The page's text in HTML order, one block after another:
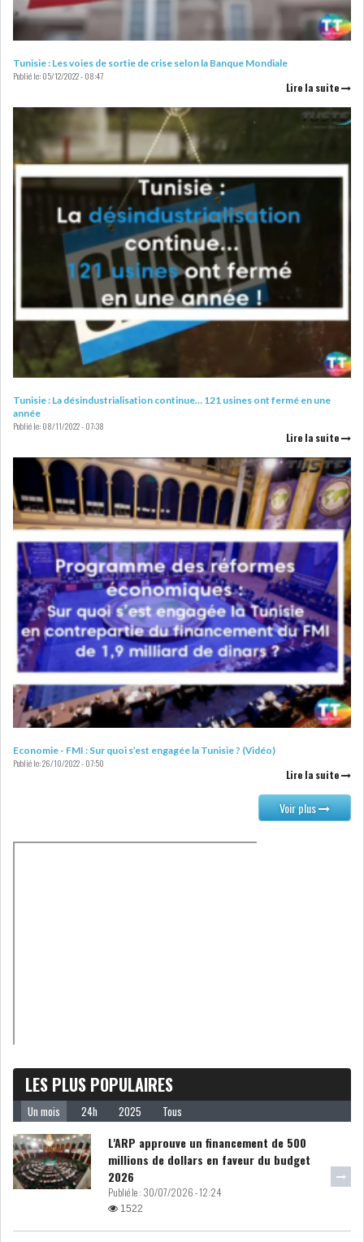
FINANCE
FISCALITE
ENTRÉE EN VIGUEUR DE LA
TAXE SUR LE PATR...
FISCALITÉ : LONGUE LISTE
DES ACTIVITÉS Q...
DE FINANCEMEN...
RSS
ECONOMIE
ACTUALITÉS
ÉCONOMIQUES
EMPLOI
PRIVATISATION NOMINATION
ACTUALITÉS DES
SOCIÉTÉS
DEVISES
LOI DE FINANCE ENERGIE
MÉDIAS EDUCATION
LE DÉFICIT COURANT SE
CREUSE À NOUVEAU,...
INS : L'INFLATION RECULE À
Tunisie : Les voies de sortie de crise selon la Banque Mondiale
Publié le:05/12/2022 - 08:47
Lire la suite
Tunisie : La désindustrialisation continue… 121 usines ont fermé en une
année
Publié le:08/11/2022 - 07:38
Lire la suite
Economie - FMI : Sur quoi s’est engagée la Tunisie ? (Vidéo)
Publié le:26/10/2022 - 07:50
Lire la suite
Voir plus
LES PLUS POPULAIRES
Un mois 24h 2025 Tous
L'ARP approuve un financement de 500
millions de dollars en faveur du budget
2026
Publié le : 30/07/2026 - 12:24
1522